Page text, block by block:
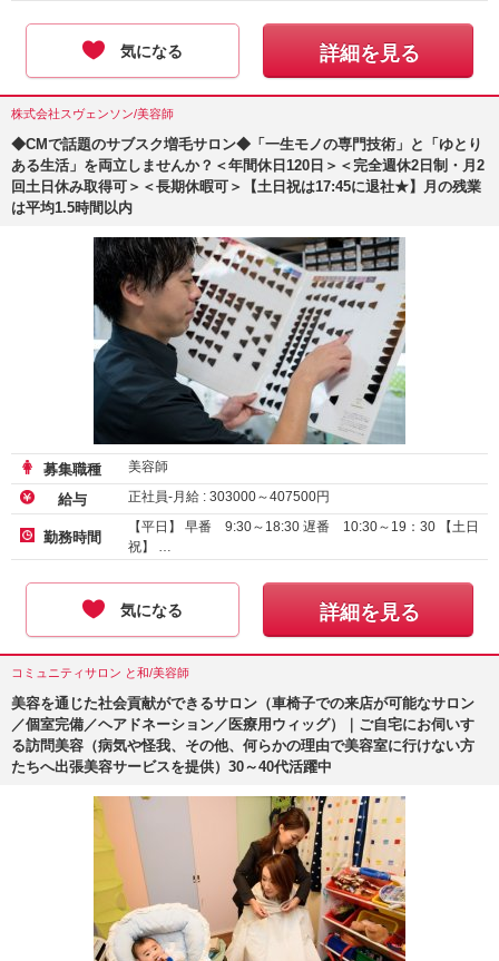
気になる 詳細を見る
株式会社スヴェンソン/美容師
◆CMで話題のサブスク増毛サロン◆「一生モノの専門技術」と「ゆとり
ある生活」を両立しませんか？＜年間休日120日＞＜完全週休2日制・月2
回土日休み取得可＞＜長期休暇可＞【土日祝は17:45に退社★】月の残業
は平均1.5時間以内
募集職種 美容師
給与 正社員-月給 : 303000～407500円
勤務時間
【平日】 早番 9:30～18:30 遅番 10:30～19：30 【土日
祝】 …
気になる 詳細を見る
コミュニティサロン と和/美容師
美容を通じた社会貢献ができるサロン（車椅子での来店が可能なサロン
／個室完備／ヘアドネーション／医療用ウィッグ）｜ご自宅にお伺いす
る訪問美容（病気や怪我、その他、何らかの理由で美容室に行けない方
たちへ出張美容サービスを提供）30～40代活躍中